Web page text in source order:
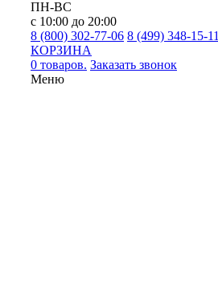
ПН-ВС
с 10:00 до 20:00
8 (800) 302-77-06 8 (499) 348-15-11
КОРЗИНА
0 товаров. Заказать звонок
Меню